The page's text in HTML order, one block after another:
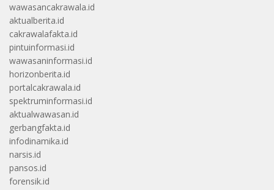
wawasancakrawala.id
aktualberita.id
cakrawalafakta.id
pintuinformasi.id
wawasaninformasi.id
horizonberita.id
portalcakrawala.id
spektruminformasi.id
aktualwawasan.id
gerbangfakta.id
infodinamika.id
narsis.id
pansos.id
forensik.id